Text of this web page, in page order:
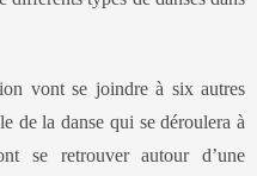
vont se joindre à six autres
de la danse qui se déroulera à
se retrouver autour d’une